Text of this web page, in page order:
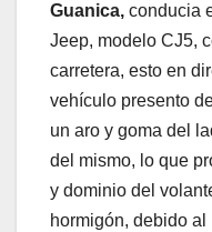
Guanica, conducia
Jeep, modelo CJ5,
carretera, esto en
vehículo presento
un aro y goma del
del mismo, lo que
y dominio del
hormigón, debido